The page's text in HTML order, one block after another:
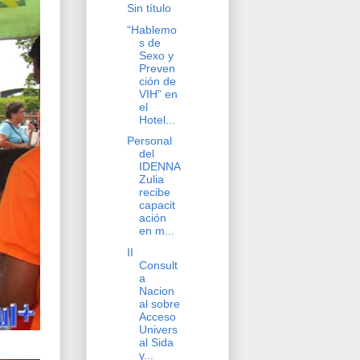
Sin título
“Hablemo
s de
Sexo y
Preven
ción de
VIH” en
el
Hotel...
Personal
del
IDENNA
Zulia
recibe
capacit
ación
en m...
II
Consult
a
Nacion
al sobre
Acceso
Univers
al Sida
y...